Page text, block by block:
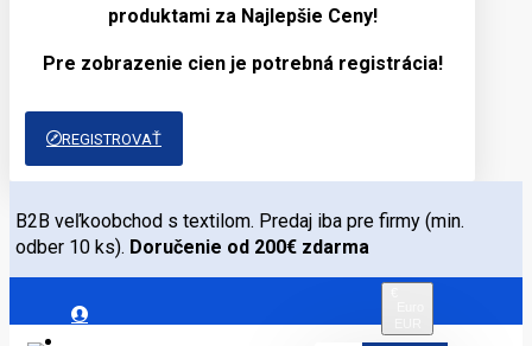
produktami za Najlepšie Ceny!
Pre zobrazenie cien je potrebná registrácia!
REGISTROVAŤ
B2B veľkoobchod s textilom. Predaj iba pre firmy (min.
odber 10 ks). Doručenie od 200€ zdarma